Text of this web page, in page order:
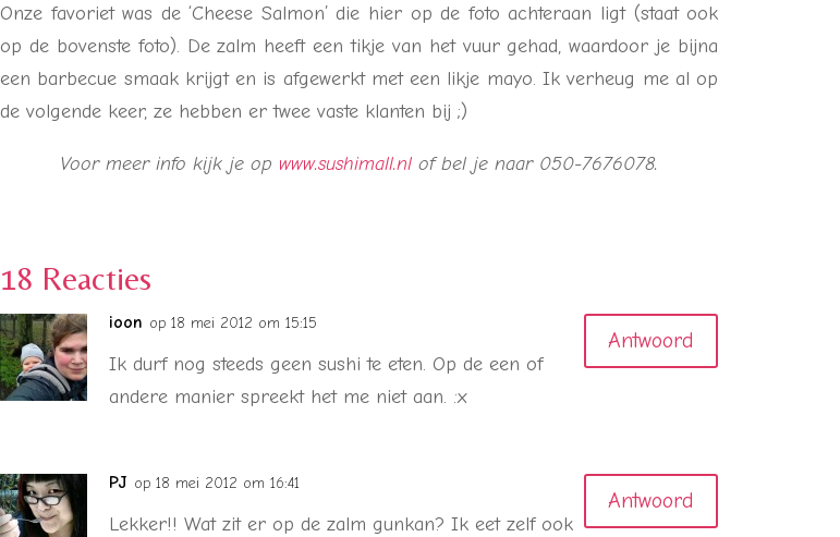
Onze favoriet was de ‘Cheese Salmon’ die hier op de foto achteraan ligt (staat ook
op de bovenste foto). De zalm heeft een tikje van het vuur gehad, waardoor je bijna
een barbecue smaak krijgt en is afgewerkt met een likje mayo. Ik verheug me al op
de volgende keer, ze hebben er twee vaste klanten bij ;)
Voor meer info kijk je op www.sushimall.nl of bel je naar 050-7676078.
18 Reacties
ioon op 18 mei 2012 om 15:15
Ik durf nog steeds geen sushi te eten. Op de een of
andere manier spreekt het me niet aan. :x
Antwoord
PJ op 18 mei 2012 om 16:41
Lekker!! Wat zit er op de zalm gunkan? Ik eet zelf ook
Antwoord